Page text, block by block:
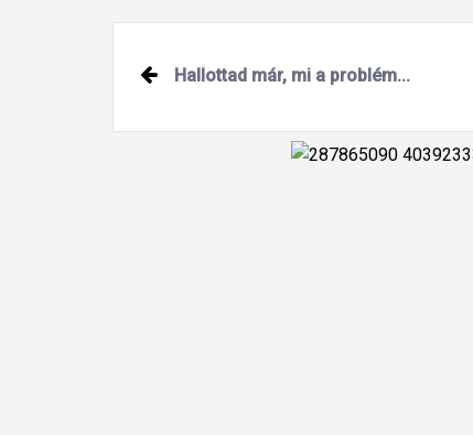
Post
navigation
Hallottad már, mi a problém...